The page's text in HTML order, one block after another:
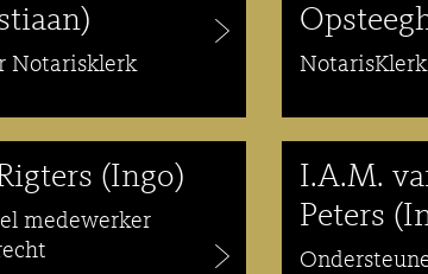
Notarisklerk NotarisKlerk
(Ingo)
medewerker
I.A.M.
Peters